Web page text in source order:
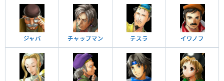
ジャバ チャップマン テスラ イワノフ